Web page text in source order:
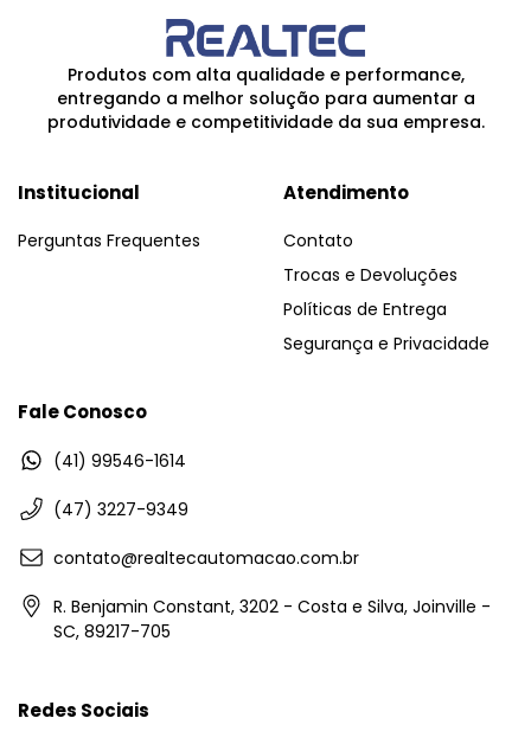
Produtos com alta qualidade e performance,
entregando a melhor solução para aumentar a
produtividade e competitividade da sua empresa.
Institucional
Perguntas Frequentes
Atendimento
Contato
Trocas e Devoluções
Políticas de Entrega
Segurança e Privacidade
Fale Conosco
(41) 99546-1614
(47) 3227-9349
contato@realtecautomacao.com.br
R. Benjamin Constant, 3202 - Costa e Silva, Joinville -
SC, 89217-705
Redes Sociais